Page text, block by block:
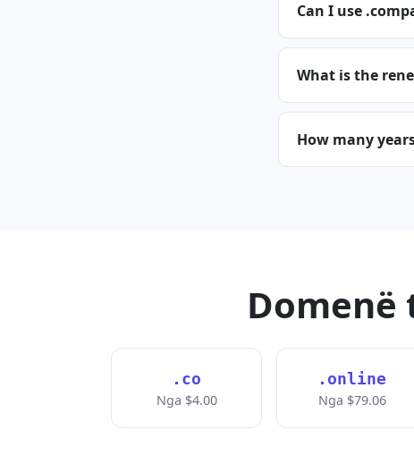
Can I use
What is the
How many
Domenë
.co
Nga $4.00
.online
Nga $79.06